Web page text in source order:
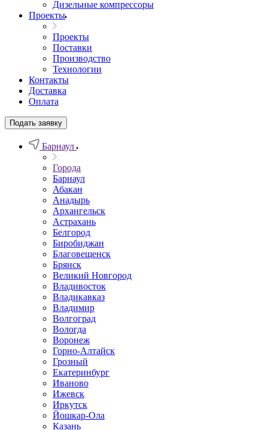
Дизельные компрессоры
Проекты
Проекты
Поставки
Производство
Технологии
Контакты
Доставка
Оплата
Подать заявку
Барнаул
Города
Барнаул
Абакан
Анадырь
Архангельск
Астрахань
Белгород
Биробиджан
Благовещенск
Брянск
Великий Новгород
Владивосток
Владикавказ
Владимир
Волгоград
Вологда
Воронеж
Горно-Алтайск
Грозный
Екатеринбург
Иваново
Ижевск
Иркутск
Йошкар-Ола
Казань